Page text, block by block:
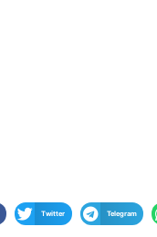
Twitter Telegram